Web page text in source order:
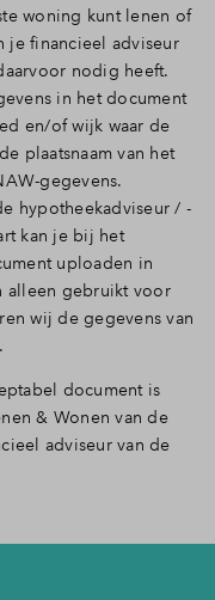
woning kunt lenen of
je financieel adviseur
nodig heeft.
in het document
en/of wijk waar de
plaatsnaam van het
gegevens.
hypotheekadviseur / -
kan je bij het
uploaden in
alleen gebruikt voor
wij de gegevens van
document is
& Wonen van de
adviseur van de